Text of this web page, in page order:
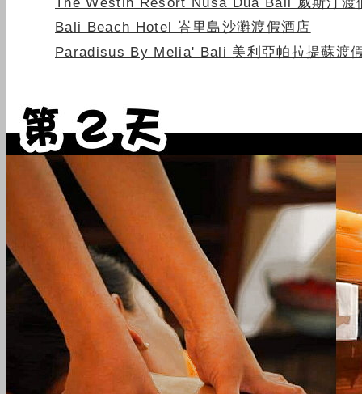
Bali Beach Hotel 峇里島沙灘渡假酒店
Paradisus By Melia' Bali 美利亞帕拉提蘇渡